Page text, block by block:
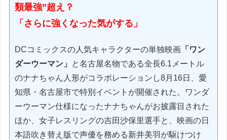
類最強”超え？
「さらに強くなった気がする」
DCコミックスの人気キャラクターの単独映画 「ワン
ダーウーマン」
と名古屋名物である全長6.1メートル
のナナちゃん人形がコラボレーションし8月16日、愛
知県・名古屋市で特別イベントが開催された。ワンダ
ーウーマン仕様になったナナちゃんがお披露目された
ほか、女子レスリングの吉田沙保里選手と、映画の日
本語吹き替え版で声優を務める新井美羽が駆けつけ